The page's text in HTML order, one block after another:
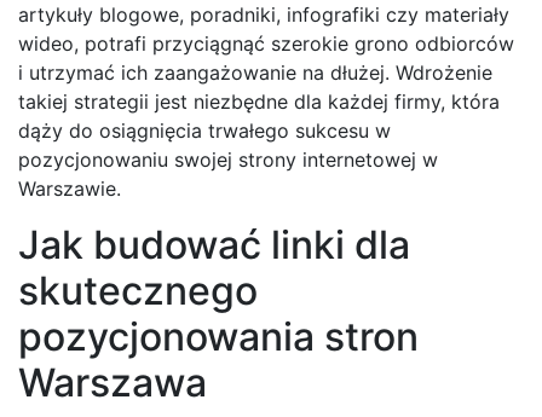
artykuły blogowe, poradniki, infografiki czy materiały
wideo, potrafi przyciągnąć szerokie grono odbiorców
i utrzymać ich zaangażowanie na dłużej. Wdrożenie
takiej strategii jest niezbędne dla każdej firmy, która
dąży do osiągnięcia trwałego sukcesu w
pozycjonowaniu swojej strony internetowej w
Warszawie.
Jak budować linki dla
skutecznego
pozycjonowania stron
Warszawa